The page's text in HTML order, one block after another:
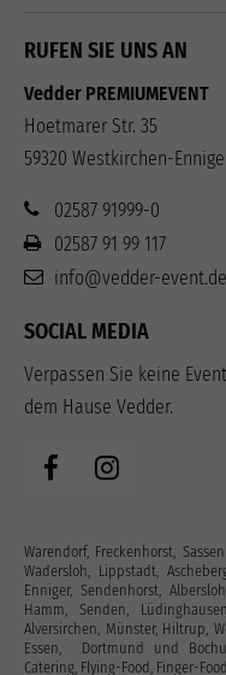
RUFEN SIE UNS AN
Vedder PREMIUMEVENT
Hoetmarer Str. 35
59320 Westkirchen-
02587 91999-0
02587 91 99 117
info@vedder-event.de
SOCIAL MEDIA
Verpassen Sie keine
dem Hause Vedder.
Warendorf, Freckenhorst,
Wadersloh, Lippstadt,
Enniger, Sendenhorst,
Hamm, Senden,
Alversirchen, Münster, Hiltrup,
Essen, Dortmund und
Catering, Flying-Food, Finger-